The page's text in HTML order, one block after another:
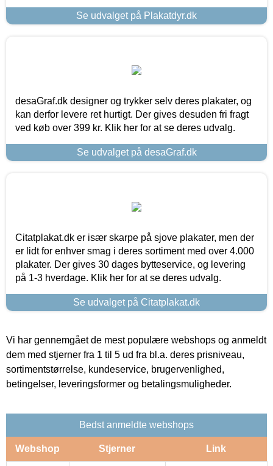
Se udvalget på Plakatdyr.dk
desaGraf.dk designer og trykker selv deres plakater, og
kan derfor levere ret hurtigt. Der gives desuden fri fragt
ved køb over 399 kr. Klik her for at se deres udvalg.
Se udvalget på desaGraf.dk
Citatplakat.dk er især skarpe på sjove plakater, men der
er lidt for enhver smag i deres sortiment med over 4.000
plakater. Der gives 30 dages bytteservice, og levering
på 1-3 hverdage. Klik her for at se deres udvalg.
Se udvalget på Citatplakat.dk
Vi har gennemgået de mest populære webshops og anmeldt
dem med stjerner fra 1 til 5 ud fra bl.a. deres prisniveau,
sortimentstørrelse, kundeservice, brugervenlighed,
betingelser, leveringsformer og betalingsmuligheder.
Bedst anmeldte webshops
Webshop Stjerner Link